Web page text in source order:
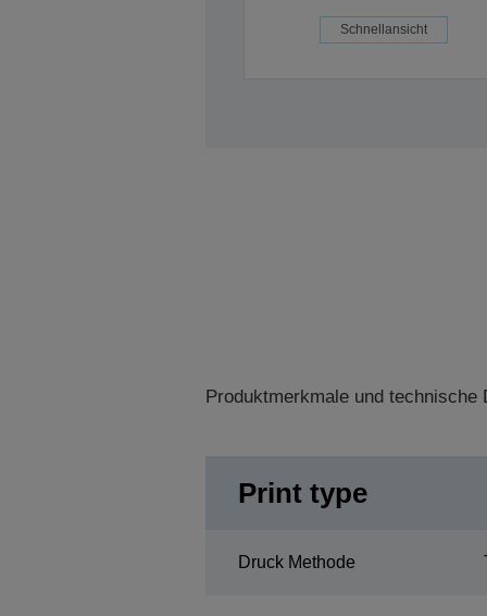
Schnellansicht
Produktmerkmale und technische
Print type
Druck Methode